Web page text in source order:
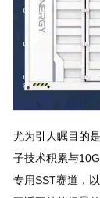
尤为引人瞩目的
子技术积累与
专用SST赛道，